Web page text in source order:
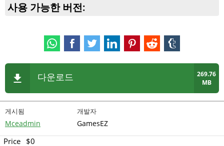
사용 가능한 버전:
다운로드
269.76
MB
게시됨
Mceadmin
개발자
GamesEZ
Price $0